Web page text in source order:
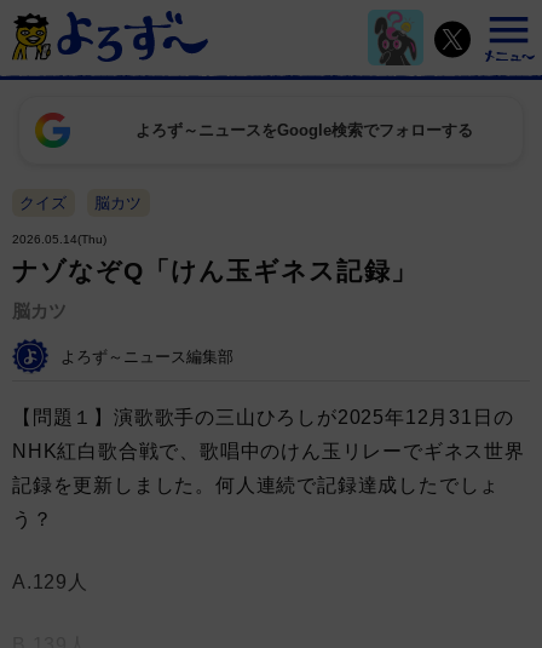
よろず～ニュースをGoogle検索でフォローする
クイズ 脳カツ
2026.05.14(Thu)
ナゾなぞQ「けん玉ギネス記録」
脳カツ
よろず～ニュース編集部
【問題１】演歌歌手の三山ひろしが2025年12月31日の
NHK紅白歌合戦で、歌唱中のけん玉リレーでギネス世界
記録を更新しました。何人連続で記録達成したでしょ
う？
A.129人